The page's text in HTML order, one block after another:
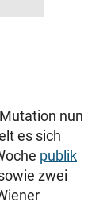
nun
es sich
publik
zwei